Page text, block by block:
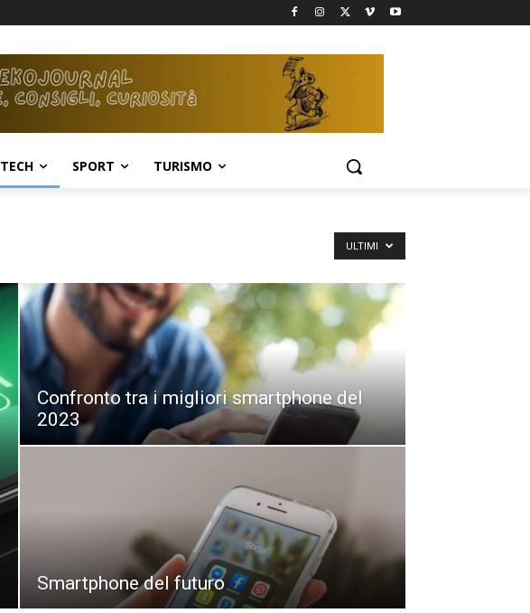
TECH SPORT TURISMO
ULTIMI
Confronto tra i migliori smartphone del
2023
Smartphone del futuro